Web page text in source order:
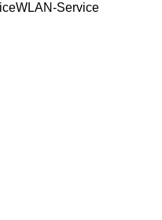
WLAN-Service